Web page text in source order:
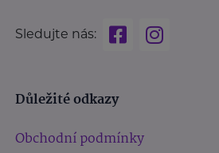
Sledujte nás:
Důležité odkazy
Obchodní podmínky